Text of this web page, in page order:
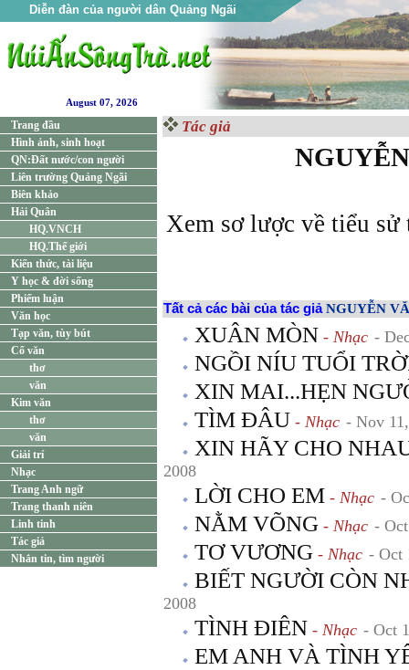
Diễn đàn của người dân Quảng Ngãi
August 07, 2026
Trang đầu
Hình ảnh, sinh hoạt
QN:Đất nước/con người
Liên trường Quảng Ngãi
Biên khảo
Hải Quân
HQ.VNCH
HQ.Thế giới
Kiến thức, tài liệu
Y học & đời sống
Phiếm luận
Văn học
Tạp văn, tùy bút
Cổ văn
thơ
văn
Kim văn
thơ
văn
Giải trí
Nhạc
Trang Anh ngữ
Trang thanh niên
Linh tinh
Tác giả
Nhắn tin, tìm người
Tác giả
Xem sơ lược về tiểu
Tất cả các bài của tác giảNGUYỄN
XUÂN MÒN - Nhạc -
NGỒI NÍU TUỔI
XIN MAI...HẸN
TÌM ĐÂU - Nhạc - Nov
XIN HÃY CHO
2008
LỜI CHO EM - Nhạc -
NẰM VÕNG - Nhạc -
TƠ VƯƠNG - Nhạc - Oct
BIẾT NGƯỜI CÒN
2008
TÌNH ĐIÊN - Nhạc - Oct
EM ANH VÀ TÌNH